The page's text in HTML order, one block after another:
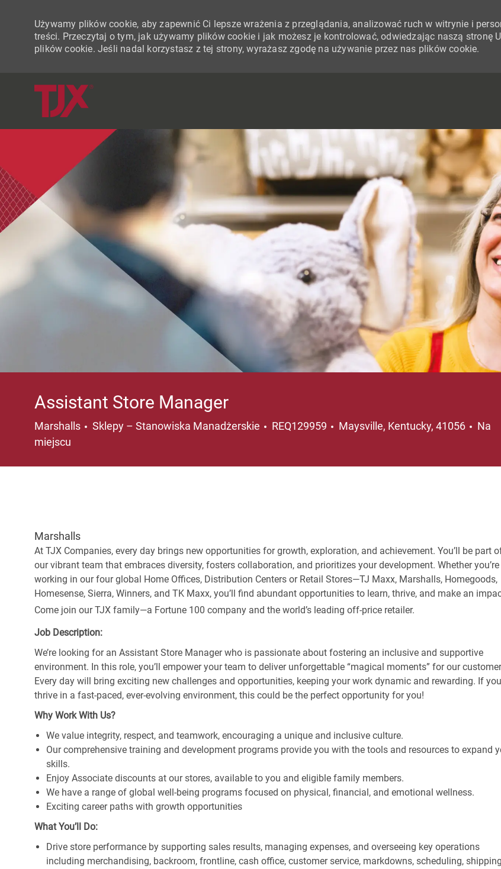
Używamy plików cookie, aby zapewnić Ci lepsze wrażenia z przeglądania, analizować ruch w witrynie i
treści. Przeczytaj o tym, jak używamy plików cookie i jak możesz je kontrolować, odwiedzając naszą stronę
plików cookie. Jeśli nadal korzystasz z tej strony, wyrażasz zgodę na używanie przez nas plików cookie.
Assistant Store Manager
Marshalls Kategoria
Sklepy – Stanowiska Manadżerskie REQ129959 Lokalizacja
Maysville, Kentucky, 41056
Na
miejscu
Marshalls
At TJX Companies, every day brings new opportunities for growth, exploration, and achievement. You’ll be part
our vibrant team that embraces diversity, fosters collaboration, and prioritizes your development. Whether you’re
working in our four global Home Offices, Distribution Centers or Retail Stores—TJ Maxx, Marshalls, Homegoods,
Homesense, Sierra, Winners, and TK Maxx, you’ll find abundant opportunities to learn, thrive, and make an
Come join our TJX family—a Fortune 100 company and the world’s leading off-price retailer.
Job Description:
We’re looking for an Assistant Store Manager who is passionate about fostering an inclusive and supportive
environment. In this role, you’ll empower your team to deliver unforgettable “magical moments” for our
Every day will bring exciting new challenges and opportunities, keeping your work dynamic and rewarding. If you
thrive in a fast-paced, ever-evolving environment, this could be the perfect opportunity for you!
Why Work With Us?
We value integrity, respect, and teamwork, encouraging a unique and inclusive culture.
Our comprehensive training and development programs provide you with the tools and resources to expand
skills.
Enjoy Associate discounts at our stores, available to you and eligible family members.
We have a range of global well-being programs focused on physical, financial, and emotional wellness.
Exciting career paths with growth opportunities
What You’ll Do:
Drive store performance by supporting sales results, managing expenses, and overseeing key operations
including merchandising, backroom, frontline, cash office, customer service, markdowns, scheduling,